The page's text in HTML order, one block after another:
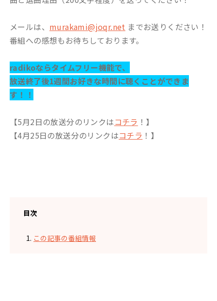
メールは、 murakami@joqr.net までお送りください！
番組への感想もお待ちしております。
radikoならタイムフリー機能で、
放送終了後1週間お好きな時間に聴くことができま
す！！
【5月2日の放送分のリンクはコチラ ！】
【4月25日の放送分のリンクはコチラ ！】
目次
この記事の番組情報